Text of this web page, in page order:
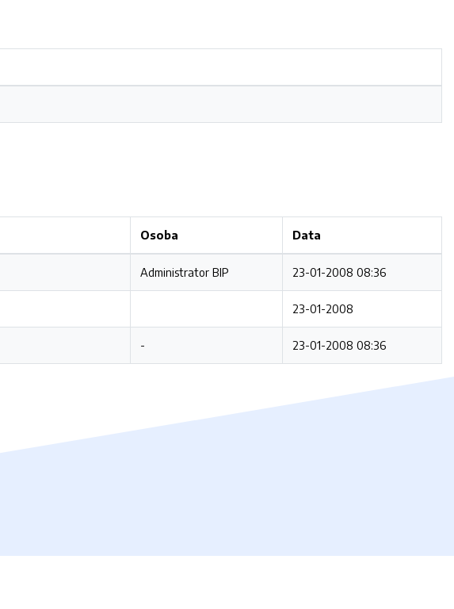
Osoba Data
Administrator BIP 23-01-2008 08:36
23-01-2008
- 23-01-2008 08:36